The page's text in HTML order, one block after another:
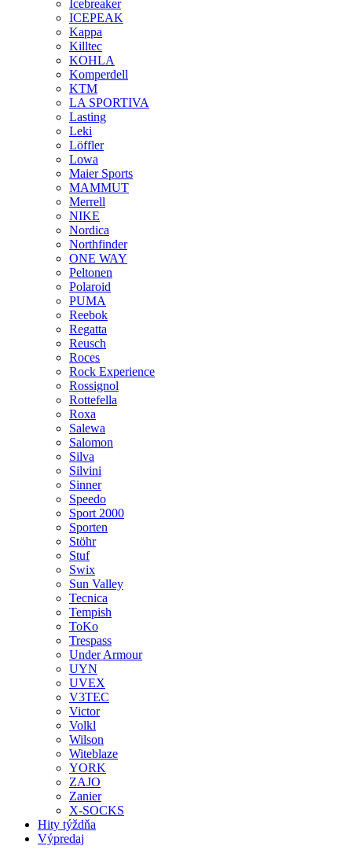
Icebreaker
ICEPEAK
Kappa
Killtec
KOHLA
Komperdell
KTM
LA SPORTIVA
Lasting
Leki
Löffler
Lowa
Maier Sports
MAMMUT
Merrell
NIKE
Nordica
Northfinder
ONE WAY
Peltonen
Polaroid
PUMA
Reebok
Regatta
Reusch
Roces
Rock Experience
Rossignol
Rottefella
Roxa
Salewa
Salomon
Silva
Silvini
Sinner
Speedo
Sport 2000
Sporten
Stöhr
Stuf
Swix
Sun Valley
Tecnica
Tempish
ToKo
Trespass
Under Armour
UYN
UVEX
V3TEC
Victor
Volkl
Wilson
Witeblaze
YORK
ZAJO
Zanier
X-SOCKS
Hity týždňa
Výpredaj